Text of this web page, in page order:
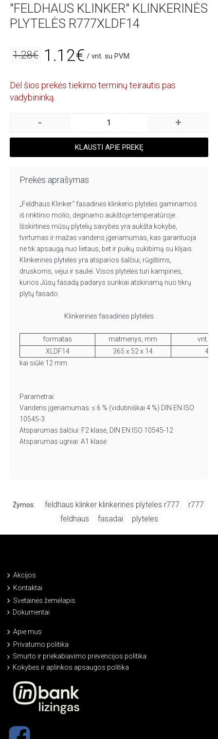
"FELDHAUS KLINKER" KLINKERINĖS
PLYTELĖS R777XLDF14
1.28€ 1.12€ / vnt. su PVM
Dėl šios prekės tiekimo terminų teirautis pas
vadybininką.
- +
KLAUSTI APIE PREKĘ
Prekės aprašymas
„Feldhaus Klinker“ fasadinės klinkerio plytelės gaminamos
iš rinktinio molio, deginamo aukštoje temperatūroje.
Išskirtinės mūsų plytelių savybės yra aukšta kokybė,
tvirtumas ir mažas vandens įgeriamumas, kas garantuoja
ne tik apsaugą nuo lietaus, bet ir puikų sukibimą su klijais.
Klinkerinės plytelės yra atsparios šalčiui, rūgštims,
druskoms, vėjui ir saulei. Visos plytelės turi kampines,
kurios Jūsų fasadą padarys sunkiai atskiriamą nuo tikrų
plytų fasado.
Klinkerinės fasadinės plytelės
formatas matmenys, mm
vnt./
XLDF14
365 x 52 x 14
44
kai siūlė 12 mm
Parametrai:
Vandens įgeriamumas: ≤ 6 % (vidutiniškai 4 %) DIN EN ISO
10545-3
Atsparumas šalčiui: F2 klasė, DIN EN ISO 10545-12
Atsparumas ugniai: A1 klasė
Žymos: feldhaus klinker klinkerines plyteles r777 r777
feldhaus fasadai plyteles
Akcijos
Kontaktai
Svetainės žemėlapis
Dokumentai
Apie mus
Privatumo politika
Smurto ir priekabiavimo prevencijos politika
Kokybės ir aplinkos apsaugos politika